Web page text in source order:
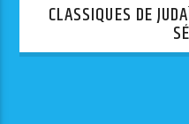
CLASSIQUES DE